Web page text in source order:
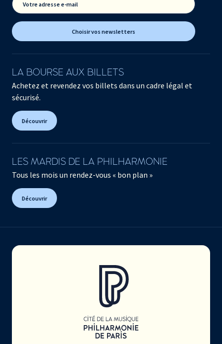
Votre adresse e-mail
Choisir vos newsletters
LA BOURSE AUX BILLETS
Achetez et revendez vos billets dans un cadre légal et
sécurisé.
Découvrir
LES MARDIS DE LA PHILHARMONIE
Tous les mois un rendez-vous « bon plan »
Découvrir